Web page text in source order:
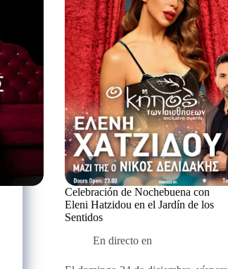
Celebración de Nochebuena con
Eleni Hatzidou en el Jardín de los
Sentidos
En directo en